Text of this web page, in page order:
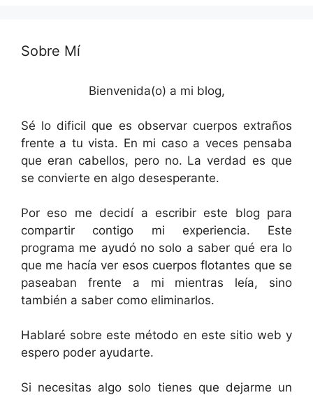
Sobre Mí
Bienvenida(o) a mi blog,
Sé lo dificil que es observar cuerpos extraños
frente a tu vista. En mi caso a veces pensaba
que eran cabellos, pero no. La verdad es que
se convierte en algo desesperante.
Por eso me decidí a escribir este blog para
compartir contigo mi experiencia. Este
programa me ayudó no solo a saber qué era lo
que me hacía ver esos cuerpos flotantes que se
paseaban frente a mi mientras leía, sino
también a saber como eliminarlos.
Hablaré sobre este método en este sitio web y
espero poder ayudarte.
Si necesitas algo solo tienes que dejarme un